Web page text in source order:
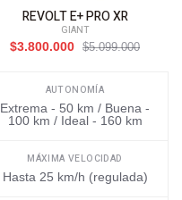
REVOLT E+ PRO XR
GIANT
$3.800.000
$5.099.000
AUTONOMÍA
Extrema - 50 km / Buena -
100 km / Ideal - 160 km
MÁXIMA VELOCIDAD
Hasta 25 km/h (regulada)